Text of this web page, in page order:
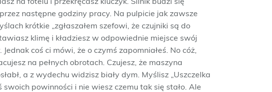
na fotelu i przekręcasz kluczyk. Silnik budzi się
następne godziny pracy. Na pulpicie jak zawsze
krótkie „zgłaszałem szefowi, że czujniki są do
klimę i kładziesz w odpowiednie miejsce swój
coś ci mówi, że o czymś zapomniałeś. No cóż,
na pełnych obrotach. Czujesz, że maszyna
a z wydechu widzisz biały dym. Myślisz „Uszczelka
powinności i nie wiesz czemu tak się stało. Ale